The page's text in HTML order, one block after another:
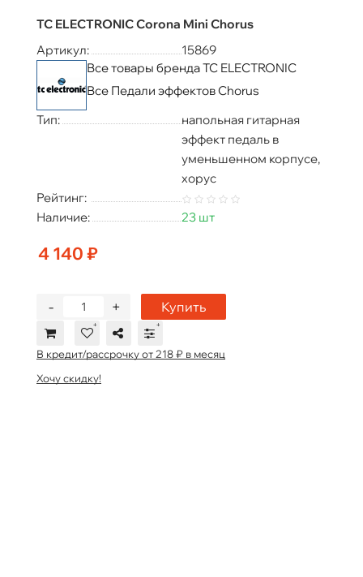
TC ELECTRONIC Corona Mini Chorus
Артикул:
15869
Все товары бренда TC ELECTRONIC
Все Педали эффектов Chorus
Тип:
напольная гитарная
эффект педаль в
уменьшенном корпусе,
хорус
Рейтинг:
Наличие:
23 шт
4 140 ₽
+
- Купить
В кредит/рассрочку от 218 ₽ в месяц
Хочу скидку!